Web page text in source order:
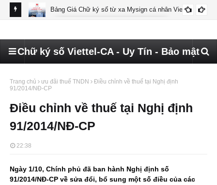
Bảng Giá Chữ ký số từ xa Mysign cá nhân Viettel
Chữ ký số Viettel-CA - Uy Tín - Bảo mật
Trang chủ ưu đãi thuế TNDN
Điều chỉnh về thuế tại Nghị định
91/2014/NĐ-CP
Điều chỉnh về thuế tại Nghị định
91/2014/NĐ-CP
22:38
Ngày 1/10, Chính phủ đã ban hành Nghị định số
91/2014/NĐ-CP về sửa đổi, bổ sung một số điều của các